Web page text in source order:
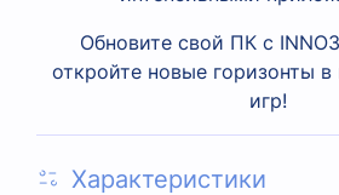
Обновите свой ПК с
откройте новые горизонты
игр!
Характеристики